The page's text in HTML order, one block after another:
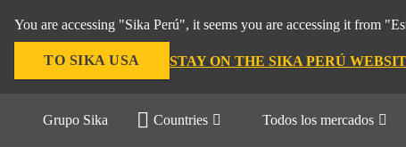
You are accessing "Sika Perú", it seems you are accessing it from
TO SIKA USA STAY ON THE SIKA PERÚ
Grupo Sika Countries Todos los mercados